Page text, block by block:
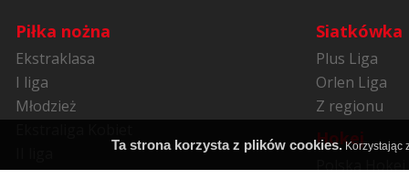
Piłka nożna
Ekstraklasa
I liga
Młodzież
Siatkówka
Plus Liga
Orlen Liga
Z regionu
Hokej
Polska Hokej
Ta strona korzysta z plików cookies. Korzystając